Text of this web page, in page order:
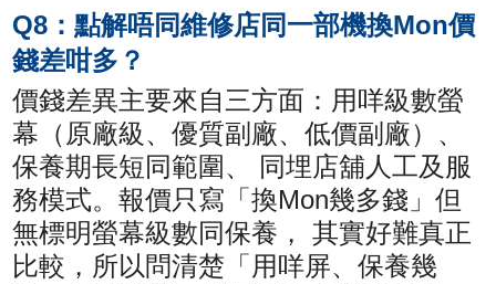
Q8：點解唔同維修店同一部機換Mon價
錢差咁多？
價錢差異主要來自三方面：用咩級數螢
幕（原廠級、優質副廠、低價副廠）、
保養期長短同範圍、 同埋店舖人工及服
務模式。報價只寫「換Mon幾多錢」但
無標明螢幕級數同保養， 其實好難真正
比較，所以問清楚「用咩屏、保養幾